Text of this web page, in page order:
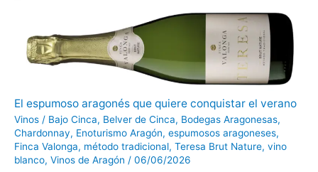
El espumoso aragonés que quiere conquistar el verano
Vinos / Bajo Cinca, Belver de Cinca, Bodegas Aragonesas,
Chardonnay, Enoturismo Aragón, espumosos aragoneses,
Finca Valonga, método tradicional, Teresa Brut Nature, vino
blanco, Vinos de Aragón / 06/06/2026
El
espumoso
aragonés
que
quiere
conquistar
el
verano